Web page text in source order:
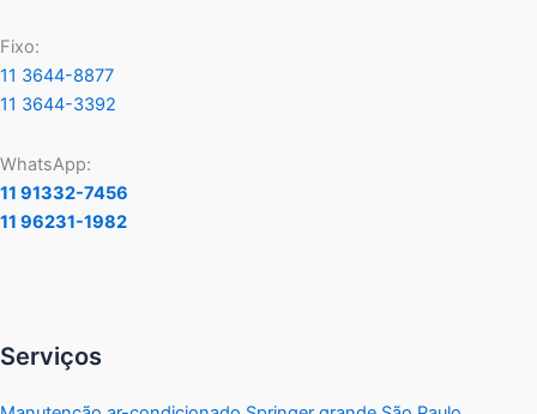
Fixo:
11 3644-8877
11 3644-3392
WhatsApp:
11 91332-7456
11 96231-1982
Serviços